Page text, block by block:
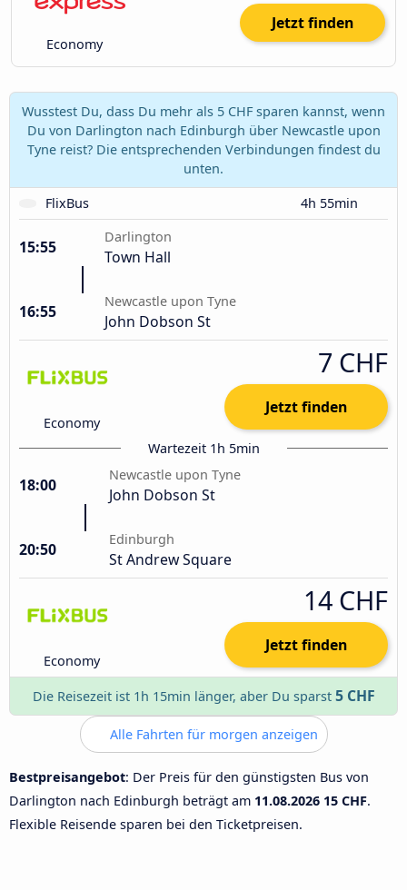
Economy
Jetzt finden
Wusstest Du, dass Du mehr als 5 CHF sparen kannst, wenn
Du von Darlington nach Edinburgh über Newcastle upon
Tyne reist? Die entsprechenden Verbindungen findest du
unten.
FlixBus
4h 55min
15:55
Darlington
Town Hall
16:55
Newcastle upon Tyne
John Dobson St
Economy
7 CHF
Jetzt finden
Wartezeit 1h 5min
18:00
Newcastle upon Tyne
John Dobson St
20:50
Edinburgh
St Andrew Square
Economy
14 CHF
Jetzt finden
Die Reisezeit ist 1h 15min länger, aber Du sparst 5 CHF
Alle Fahrten für morgen anzeigen
Bestpreisangebot: Der Preis für den günstigsten Bus von
Darlington nach Edinburgh beträgt am 11.08.2026 15 CHF.
Flexible Reisende sparen bei den Ticketpreisen.